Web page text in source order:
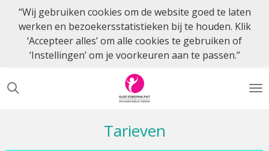
direct
“Wij gebruiken cookies om de website goed te laten
werken en bezoekersstatistieken bij te houden. Klik
‘Accepteer alles’ om alle cookies te gebruiken of
‘Instellingen’ om je voorkeuren aan te passen.”
Tarieven